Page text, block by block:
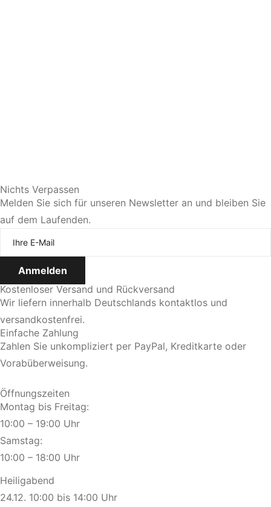
Sie bevorzugen eine persönliche Beratung?
Jetzt Termin vereinbaren
Nichts Verpassen
Melden Sie sich für unseren Newsletter an und bleiben Sie
auf dem Laufenden.
Kostenloser Versand und Rückversand
Wir liefern innerhalb Deutschlands kontaktlos und
versandkostenfrei.
Einfache Zahlung
Zahlen Sie unkompliziert per PayPal, Kreditkarte oder
Vorabüberweisung.
Öffnungszeiten
Montag bis Freitag:
10:00 – 19:00 Uhr
Samstag:
10:00 – 18:00 Uhr
Heiligabend
24.12. 10:00 bis 14:00 Uhr